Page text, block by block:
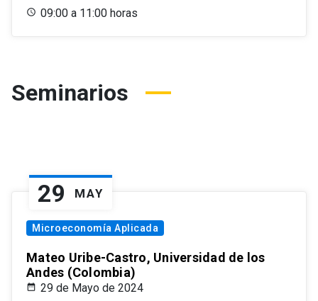
09:00 a 11:00 horas
Seminarios
29 MAY
Microeconomía Aplicada
Mateo Uribe-Castro, Universidad de los
Andes (Colombia)
29 de Mayo de 2024